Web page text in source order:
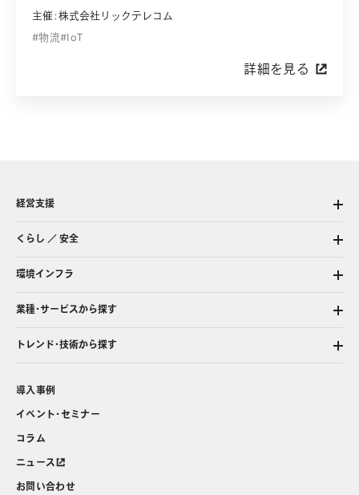
主催：株式会社リックテレコム
物流
IoT
詳細を見る
経営支援
くらし ／ 安全
環境インフラ
業種・サービスから探す
トレンド・技術から探す
導入事例
イベント・セミナー
コラム
ニュース
お問い合わせ